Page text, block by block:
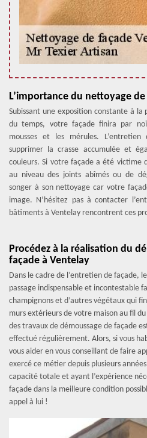
L’importance du nettoyage
Subissant une exposition constante à
du temps, votre façade finira par
mousses et les mérules.
supprimer la crasse accumulée et
couleurs. Si votre façade a été victime
au niveau des joints abîmés ou de
songer à son nettoyage car votre
image. N’hésitez pas à contacter
bâtiments à Ventelay rencontrent ces
Procédez à la réalisation du
façade à Ventelay
Dans le cadre de l’entretien de façade,
passage indispensable et incontestable
champignons et d’autres végétaux qui
murs extérieurs de votre maison au fil
des travaux de démoussage de façade
effectué régulièrement. Alors, si vous
vous aider en vous conseillant de faire
exercé ce métier depuis plusieurs
capacité totale et ayant l’expérience
façade dans la meilleure condition
appel à lui !